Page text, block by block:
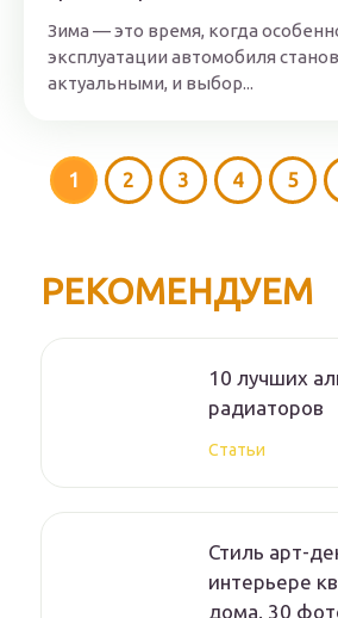
Зима — это время, когда
эксплуатации автомобиля
актуальными, и выбор...
1 2 3 4 5
РЕКОМЕНДУЕМ
10 лучших
радиаторов
Статьи
Стиль арт-
интерьере
дома. 30